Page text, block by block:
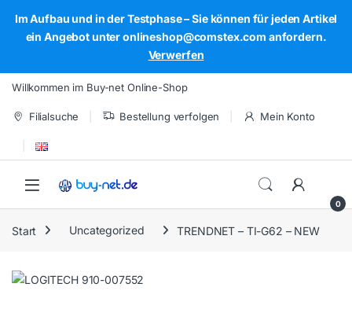
Im Aufbau und in der Testphase – Sie können für jeden Artikel
ein Angebot unter onlineshop@comstex.com anfordern.
Verwerfen
Skip to navigation
Skip to content
Willkommen im Buy-net Online-Shop
Filialsuche Bestellung verfolgen Mein Konto
Open
0
Start Uncategorized TRENDNET – TI-G62 – NEW